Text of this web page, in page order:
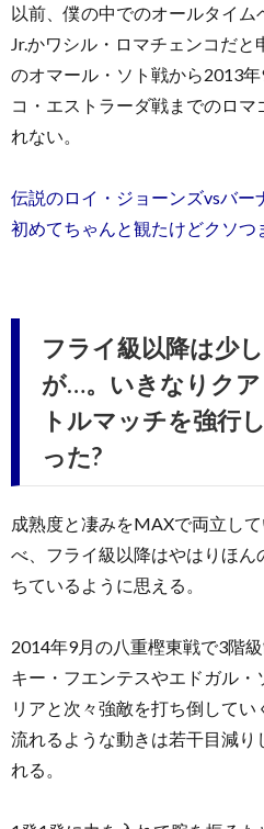
以前、僕の中でのオールタイ
Jr.かワシル・ロマチェンコだ
のオマール・ソト戦から2013
コ・エストラーダ戦までのロマ
れない。
伝説のロイ・ジョーンズvsバー
初めてちゃんと観たけどクソつ
フライ級以降は少
が…。いきなりク
トルマッチを強行
った?
成熟度と凄みをMAXで両立し
べ、フライ級以降はやはりほ
ちているように思える。
2014年9月の八重樫東戦で3階
キー・フエンテスやエドガル・
リアと次々強敵を打ち倒して
流れるような動きは若干目減り
れる。